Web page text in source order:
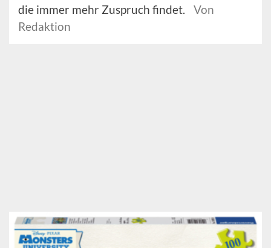
die immer mehr Zuspruch findet.
Von
Redaktion